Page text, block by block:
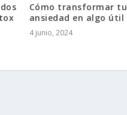
Cómo transformar tu
ansiedad en algo útil
4 junio, 2024